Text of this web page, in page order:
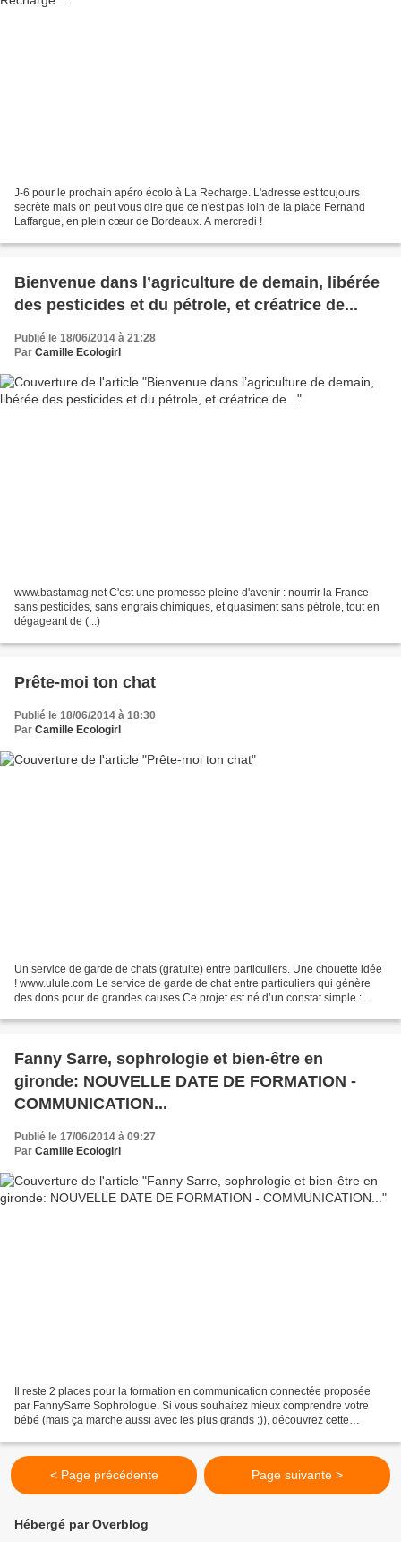
J-6 pour le prochain apéro écolo à La Recharge. L'adresse est toujours
secrète mais on peut vous dire que ce n'est pas loin de la place Fernand
Laffargue, en plein cœur de Bordeaux. A mercredi !
Bienvenue dans l’agriculture de demain, libérée
des pesticides et du pétrole, et créatrice de...
Publié le 18/06/2014 à 21:28
Par Camille Ecologirl
www.bastamag.net C'est une promesse pleine d'avenir : nourrir la France
sans pesticides, sans engrais chimiques, et quasiment sans pétrole, tout en
dégageant de (...)
Prête-moi ton chat
Publié le 18/06/2014 à 18:30
Par Camille Ecologirl
Un service de garde de chats (gratuite) entre particuliers. Une chouette idée
! www.ulule.com Le service de garde de chat entre particuliers qui génère
des dons pour de grandes causes Ce projet est né d’un constat simple :
Fanny Sarre, sophrologie et bien-être en
gironde: NOUVELLE DATE DE FORMATION -
COMMUNICATION...
Publié le 17/06/2014 à 09:27
Par Camille Ecologirl
Il reste 2 places pour la formation en communication connectée proposée
par FannySarre Sophrologue. Si vous souhaitez mieux comprendre votre
bébé (mais ça marche aussi avec les plus grands ;)), découvrez cette
< Page précédente Page suivante >
Hébergé par Overblog